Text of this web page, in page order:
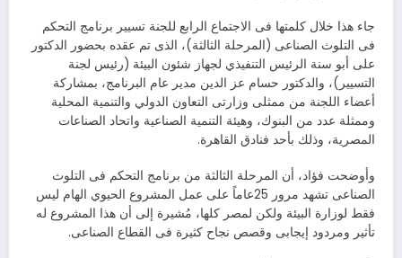
جاء هذا خلال كلمتها فى الاجتماع الرابع للجنة تسيير برنامج التحكم
فى التلوث الصناعى (المرحلة الثالثة)، الذى تم عقده بحضور الدكتور
على أبو سنة الرئيس التنفيذي لجهاز شئون البيئة (رئيس لجنة
التسيير)، والدكتور حسام عز الدين مدير عام البرنامج، بمشاركة
أعضاء اللجنة من ممثلى وزارتى التعاون الدولي والتنمية المحلية
وممثلة عدد من البنوك، وهيئة التنمية الصناعية واتحاد الصناعات
المصرية، وذلك بأحد فنادق القاهرة.
وأوضحت فؤاد، أن المرحلة الثالثة من برنامج التحكم فى التلوث
الصناعى تشهد مرور 25عاماً على عمل المشروع الحيوي الهام ليس
فقط لوزارة البيئة ولكن لمصر كلها، مُشيرة إلى أن هذا المشروع له
تأثير ومردود إيجابى وقصص نجاح كثيرة فى القطاع الصناعى.